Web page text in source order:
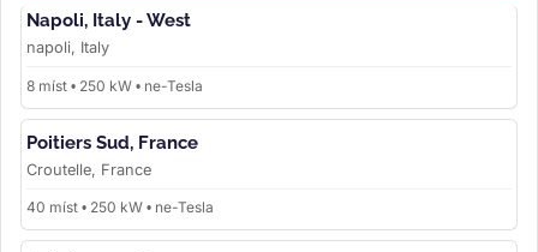
Napoli, Italy - West
napoli, Italy
8 míst • 250 kW • ne-Tesla
Poitiers Sud, France
Croutelle, France
40 míst • 250 kW • ne-Tesla